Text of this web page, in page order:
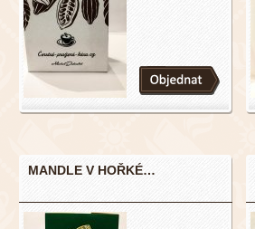
MANDLE V HOŘKÉ…